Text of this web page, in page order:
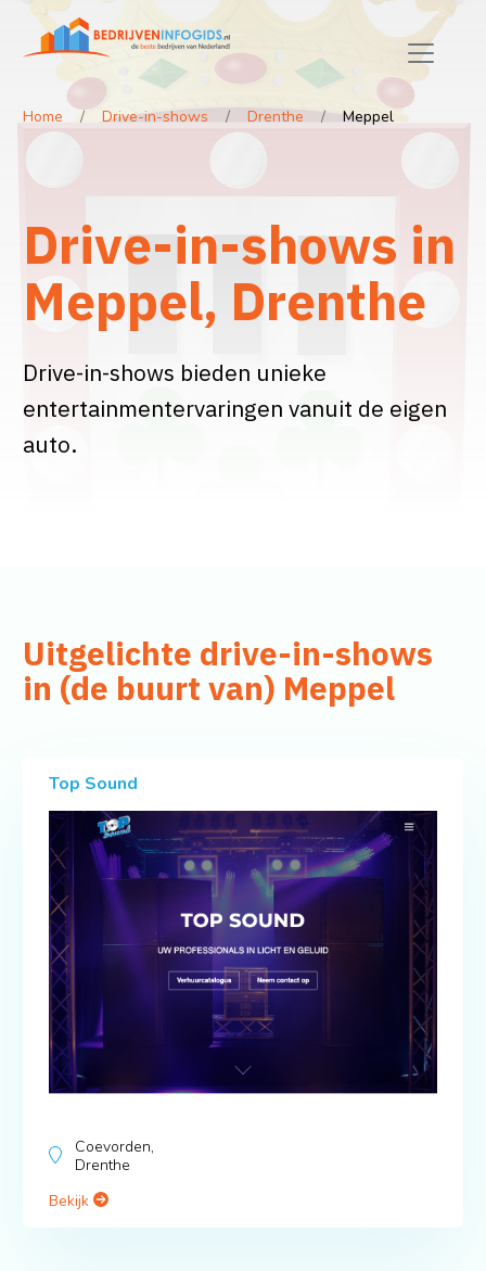
Home Drive-in-shows Drenthe Meppel
Drive-in-shows in
Meppel, Drenthe
Drive-in-shows bieden unieke
entertainmentervaringen vanuit de eigen
auto.
Uitgelichte drive-in-shows
in (de buurt van) Meppel
Top Sound
Coevorden,
Drenthe
Bekijk